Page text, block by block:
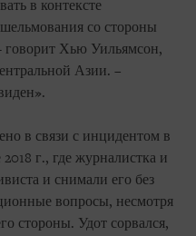
в контексте
со стороны
говорит Хью Уильямсон,
Азии. –
в связи с инцидентом в
г., где журналистка и
и снимали его без
вопросы, несмотря
стороны. Удот сорвался,